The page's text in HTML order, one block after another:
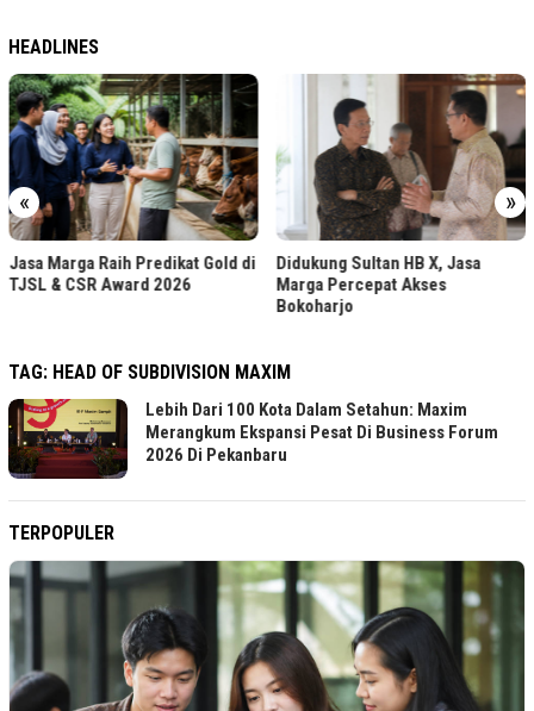
HEADLINES
« »
Jasa Marga Raih Predikat Gold di
TJSL & CSR Award 2026
Didukung Sultan HB X, Jasa
Marga Percepat Akses
Bokoharjo
TAG: HEAD OF SUBDIVISION MAXIM
Lebih Dari 100 Kota Dalam Setahun: Maxim
Merangkum Ekspansi Pesat Di Business Forum
2026 Di Pekanbaru
TERPOPULER